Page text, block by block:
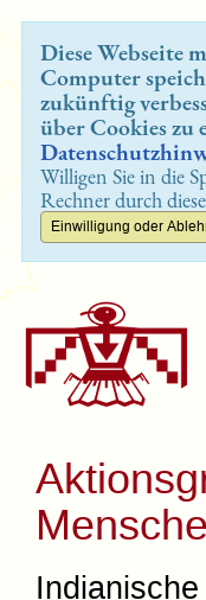
Diese Webseite
Computer
zukünftig
über Cookies zu
Willigen Sie in die
Rechner durch